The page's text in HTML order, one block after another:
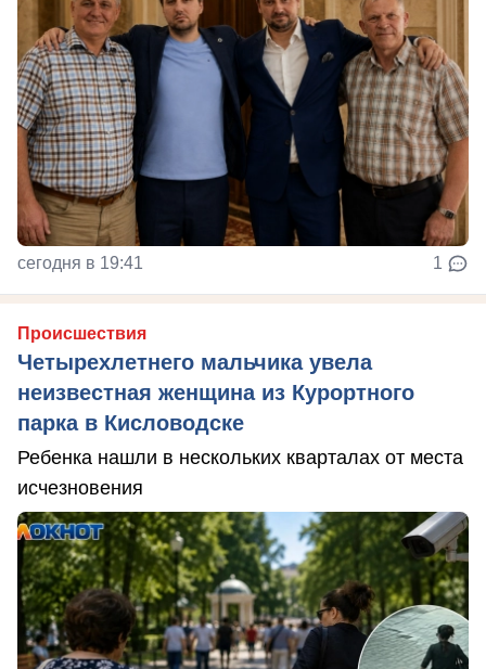
сегодня в 19:41 1
Происшествия
Четырехлетнего мальчика увела
неизвестная женщина из Курортного
парка в Кисловодске
Ребенка нашли в нескольких кварталах от места
исчезновения